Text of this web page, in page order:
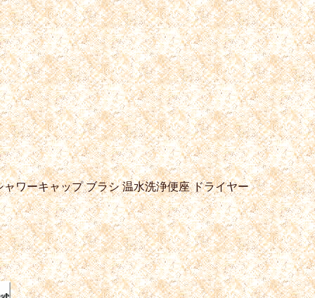
ワーキャップブラシ温水洗浄便座ドライヤー